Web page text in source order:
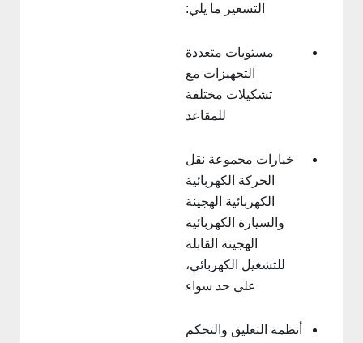
التسعير ما يلي:
مستويات متعددة
التجهيزات مع
تشكيلات مختلفة
للمقاعد
خيارات مجموعة نقل
الحركة الكهربائية
الكهربائية الهجينة
والسيارة الكهربائية
الهجينة القابلة
للتشغيل الكهربائي،
على حد سواء
أنظمة التعليق والتحكم